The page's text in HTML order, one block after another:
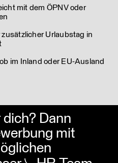
mit dem ÖPNV oder
zusätzlicher Urlaubstag in
im Inland oder EU-Ausland
dich? Dann
mit